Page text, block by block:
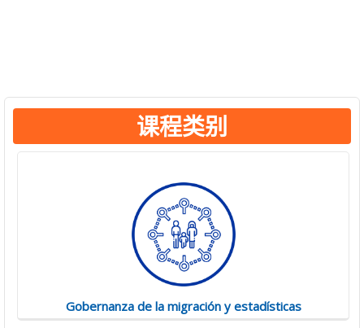
课程类别
Gobernanza de la migración y estadísticas